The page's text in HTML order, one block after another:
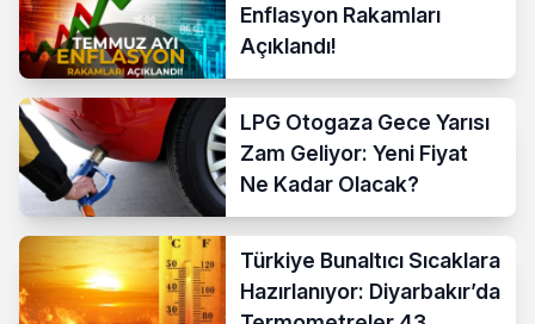
Enflasyon Rakamları
Açıklandı!
LPG Otogaza Gece Yarısı
Zam Geliyor: Yeni Fiyat
Ne Kadar Olacak?
Türkiye Bunaltıcı Sıcaklara
Hazırlanıyor: Diyarbakır’da